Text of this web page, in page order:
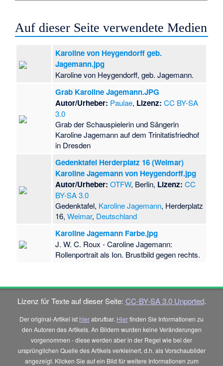
Auf dieser Seite verwendete Medien
Karoline von Heygendorff geb.
Jagemann.jpg
Karoline von Heygendorff, geb. Jagemann.
Grab Karoline Jagemann.JPG
Autor/Urheber: Paulae, Lizenz: CC BY-SA
3.0
Grab der Schauspielerin und Sängerin
Karoline Jagemann auf dem Trinitatisfriedhof
in Dresden
Gedenktafel Herderplatz 16 (Weimar)
Karoline Jagemann von Heygendorff.jpg
Autor/Urheber: OTFW, Berlin, Lizenz: CC
BY-SA 3.0
Gedenktafel, Karoline Jagemann, Herderplatz
16,Weimar, Deutschland
Karoline Jagemann Farbe.jpg
J. W. C. Roux - Caroline Jagemann:
Rollenportrait als Ion. Brustbild gegen rechts.
Lizenz für Texte auf dieser Seite: CC-BY-SA 3.0 Unported.
Der original-Artikel ist hierabrufbar. Hierfinden Sie Informationen zu
den Autoren des Artikels. An Bildern wurden keine Veränderungen
vorgenommen - diese werden aber in der Regel wie bei der
ursprünglichen Quelle des Artikels verkleinert, d.h. als Vorschaubilder
angezeigt. Klicken Sie auf ein Bild für weitere Informationen zum